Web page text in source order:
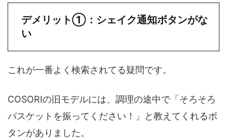
デメリット①：シェイク通知ボタンがな
い
これが一番よく検索されてる疑問です。
COSORIの旧モデルには、調理の途中で「そろそろ
バスケットを振ってください！」と教えてくれるボ
タンがありました。